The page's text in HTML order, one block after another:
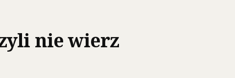
nie wierz